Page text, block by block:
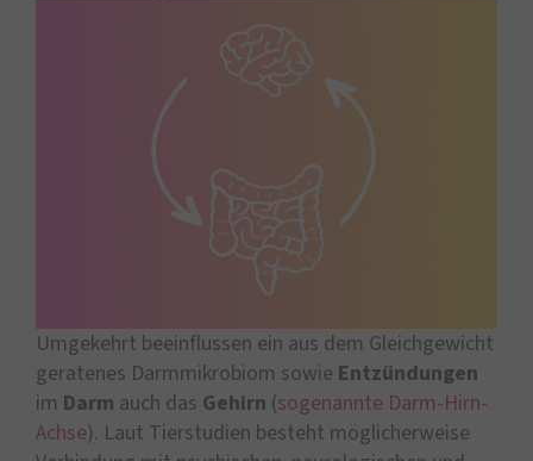
Umgekehrt beeinflussen ein aus dem Gleichgewicht
geratenes Darmmikrobiom sowie Entzündungen
im Darm auch das Gehirn (sogenannte Darm-Hirn-
Achse). Laut Tierstudien besteht möglicherweise